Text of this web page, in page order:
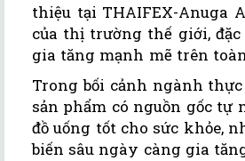
thiệu tại THAIFEX-Anuga
của thị trường thế giới,
gia tăng mạnh mẽ trên
Trong bối cảnh ngành
sản phẩm có nguồn gốc
đồ uống tốt cho sức khỏe,
biến sâu ngày càng gia